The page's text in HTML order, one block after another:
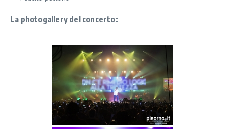
La photogallery del concerto: